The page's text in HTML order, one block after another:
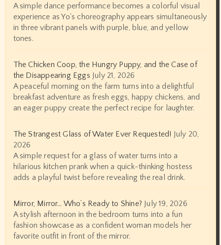
A simple dance performance becomes a colorful visual
experience as Yo's choreography appears simultaneously
in three vibrant panels with purple, blue, and yellow
tones.
The Chicken Coop, the Hungry Puppy, and the Case of
the Disappearing Eggs July 21, 2026
A peaceful morning on the farm turns into a delightful
breakfast adventure as fresh eggs, happy chickens, and
an eager puppy create the perfect recipe for laughter.
The Strangest Glass of Water Ever Requested! July 20,
2026
A simple request for a glass of water turns into a
hilarious kitchen prank when a quick-thinking hostess
adds a playful twist before revealing the real drink.
Mirror, Mirror… Who’s Ready to Shine? July 19, 2026
A stylish afternoon in the bedroom turns into a fun
fashion showcase as a confident woman models her
favorite outfit in front of the mirror.